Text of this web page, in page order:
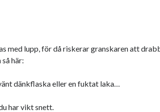
med lupp, för då riskerar granskaren att
här:
dänkflaska eller en fuktat laka…
har vikt snett.